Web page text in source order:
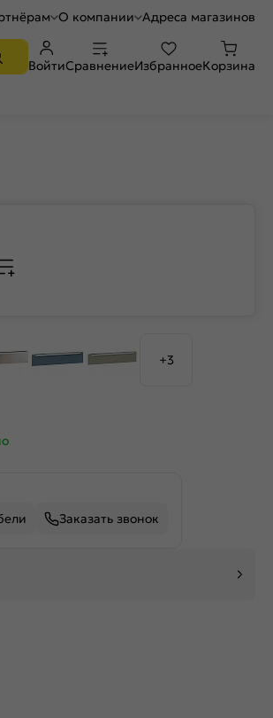
О компании Адреса магазинов
ВойтиСравнениеИзбранноеКорзина
+3
Заказать звонок